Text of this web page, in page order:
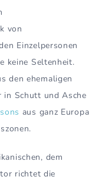
von
Einzelpersonen
keine Seltenheit.
den ehemaligen
in Schutt und Asche
aus ganz Europa
dem
richtet die